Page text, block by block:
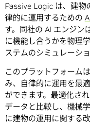
Passive Logic は、建物
律的に運用するための
す。同社の AI エンジン
に機能し合うかを物理
ステムのシミュレーシ
このプラットフォーム
み、自律的に運用を最
ができます。最適化さ
データと比較し、機械
に建物の運用に関する